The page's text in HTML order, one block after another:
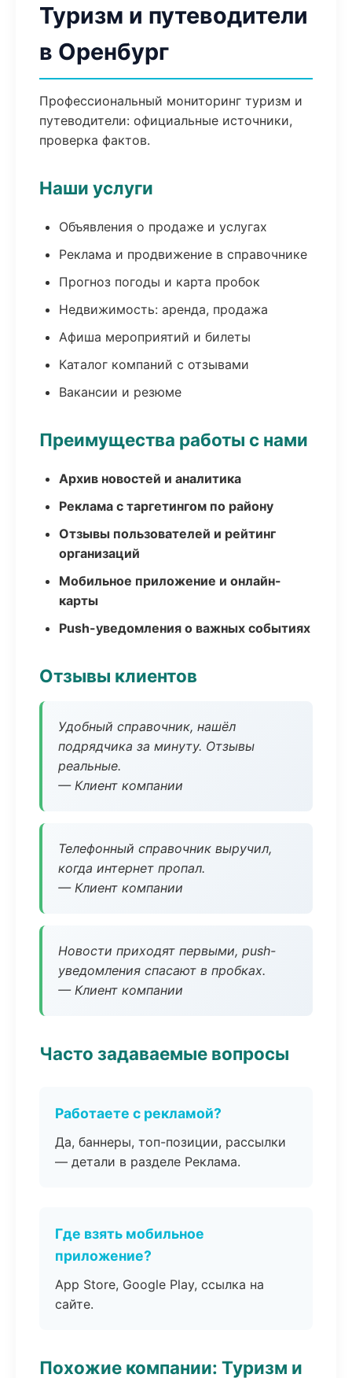
Туризм и путеводители
в Оренбург
Профессиональный мониторинг туризм и
путеводители: официальные источники,
проверка фактов.
Наши услуги
Объявления о продаже и услугах
Реклама и продвижение в справочнике
Прогноз погоды и карта пробок
Недвижимость: аренда, продажа
Афиша мероприятий и билеты
Каталог компаний с отзывами
Вакансии и резюме
Преимущества работы с нами
Архив новостей и аналитика
Реклама с таргетингом по району
Отзывы пользователей и рейтинг
организаций
Мобильное приложение и онлайн-
карты
Push-уведомления о важных событиях
Отзывы клиентов
Удобный справочник, нашёл
подрядчика за минуту. Отзывы
реальные.
— Клиент компании
Телефонный справочник выручил,
когда интернет пропал.
— Клиент компании
Новости приходят первыми, push-
уведомления спасают в пробках.
— Клиент компании
Часто задаваемые вопросы
Работаете с рекламой?
Да, баннеры, топ-позиции, рассылки
— детали в разделе Реклама.
Где взять мобильное
приложение?
App Store, Google Play, ссылка на
сайте.
Похожие компании: Туризм и